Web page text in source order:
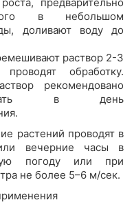
предварительно
в небольшом
доливают воду до
раствор 2-3
обработку.
рекомендовано
в день
растений проводят в
вечерние часы в
погоду или при
не более 5–6 м/сек.